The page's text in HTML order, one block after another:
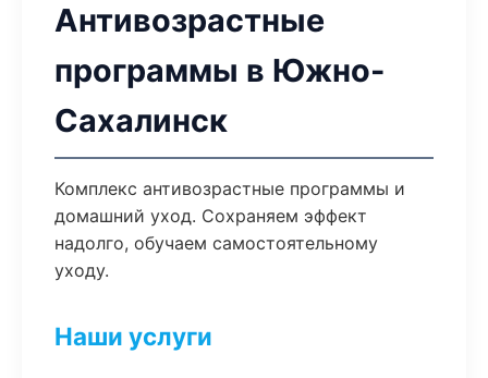
Антивозрастные
программы в Южно-
Сахалинск
Комплекс антивозрастные программы и
домашний уход. Сохраняем эффект
надолго, обучаем самостоятельному
уходу.
Наши услуги